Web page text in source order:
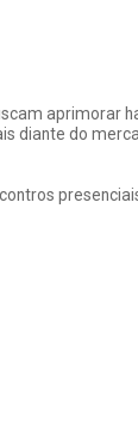
diante do